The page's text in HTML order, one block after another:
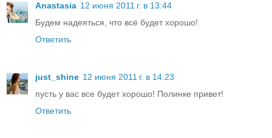
Anastasia 12 июня 2011 г. в 13:44
Будем надеяться, что всё будет хорошо!
Ответить
just_shine 12 июня 2011 г. в 14:23
пусть у вас все будет хорошо! Полинке привет!
Ответить